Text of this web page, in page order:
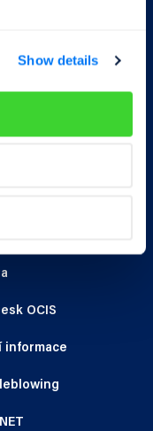
Show details
OCIS
informace